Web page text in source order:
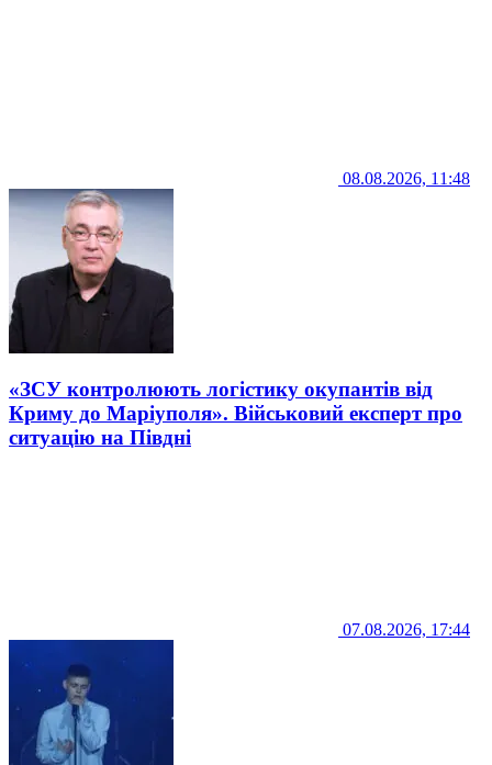
08.08.2026, 11:48
«ЗСУ контролюють логістику окупантів від
Криму до Маріуполя». Військовий експерт про
ситуацію на Півдні
07.08.2026, 17:44